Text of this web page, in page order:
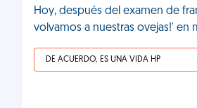
Hoy, después del examen de
volvamos a nuestras ovejas!' en
DE ACUERDO, ES UNA VIDA HP